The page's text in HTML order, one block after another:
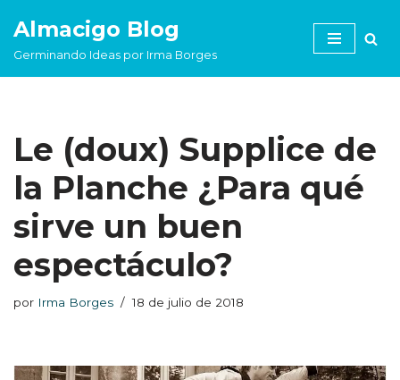
Saltar
Almacigo Blog
Germinando Ideas por Irma Borges
Le (doux) Supplice de
la Planche ¿Para qué
sirve un buen
espectáculo?
por Irma Borges 18 de julio de 2018